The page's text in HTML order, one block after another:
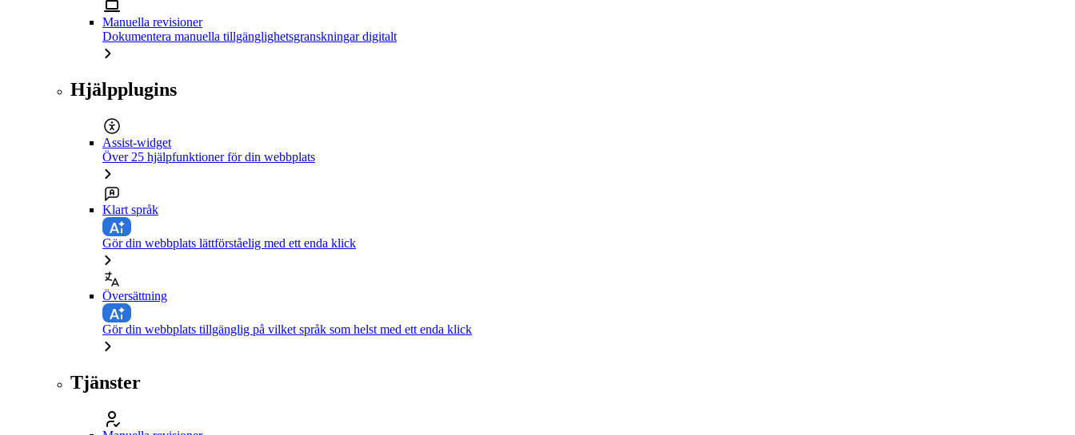
Manuella revisioner
Dokumentera manuella tillgänglighetsgranskningar digitalt
Hjälpplugins
Assist-widget
Över 25 hjälpfunktioner för din webbplats
Klart språk
Gör din webbplats lättförståelig med ett enda klick
Översättning
Gör din webbplats tillgänglig på vilket språk som helst med ett enda klick
Tjänster